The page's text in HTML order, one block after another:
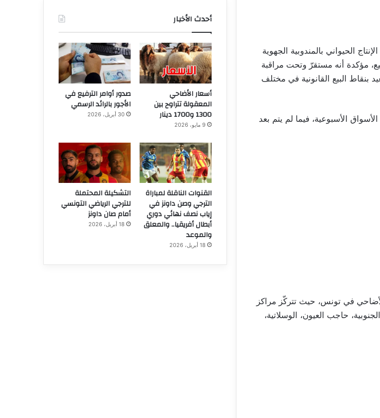
الحيواني بالمندوبية الجهوية
مؤكدة أنه مستقرّ وتحت مراقبة
بنقاط البيع القانونية في مختلف
حاليًا بين 700 و1200 دينار داخل الأسواق الأسبوعية، فيما لم يتم بعد
في تونس، حيث تتركّز مراكز
حاجب العيون، الوسلاتية،
أحدث الأخبار
أسعار الأضاحي
المعقولة تتراوح بين
1300 و1700 دينار
9 مايو، 2026
صدور أوامر الترفيع في
الأجور بالرائد الرسمي
30 أبريل، 2026
القنوات الناقلة لمباراة
الترجي وصن داونز في
إياب نصف نهائي دوري
أبطال أفريقيا.. والمعلق
والموعد
18 أبريل، 2026
التشكيلة المحتملة
للترجي الرياضي التونسي
أمام صان داونز
18 أبريل، 2026